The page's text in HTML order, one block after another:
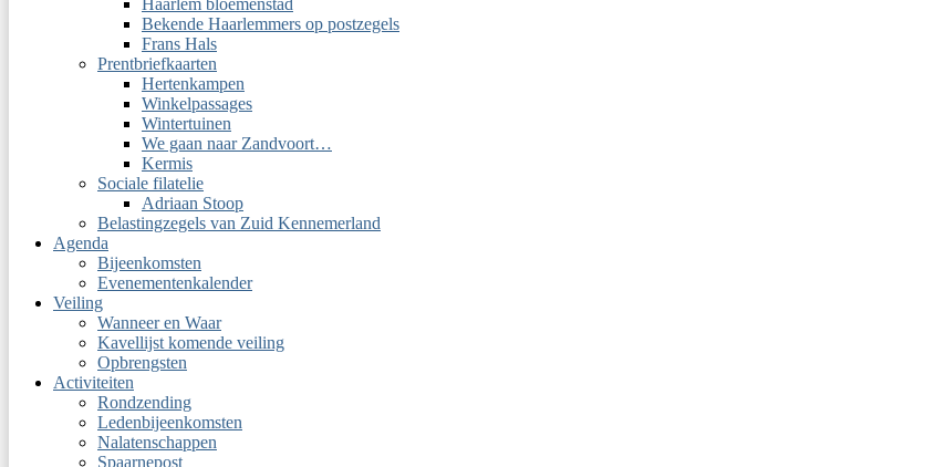
Haarlem bloemenstad
Bekende Haarlemmers op postzegels
Frans Hals
Prentbriefkaarten
Hertenkampen
Winkelpassages
Wintertuinen
We gaan naar Zandvoort…
Kermis
Sociale filatelie
Adriaan Stoop
Belastingzegels van Zuid Kennemerland
Agenda
Bijeenkomsten
Evenementenkalender
Veiling
Wanneer en Waar
Kavellijst komende veiling
Opbrengsten
Activiteiten
Rondzending
Ledenbijeenkomsten
Nalatenschappen
Spaarnepost